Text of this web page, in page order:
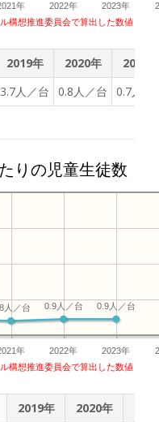
年 2022年 2023年
構想推進委員会で算出した数値
2019年 2020年
2021年
3.7人／台 0.8人／台 0.7人／
りの児童生徒数
年 2022年 2023年
0.9人／台
0.9人／台
人／台
構想推進委員会で算出した数値
2019年 2020年